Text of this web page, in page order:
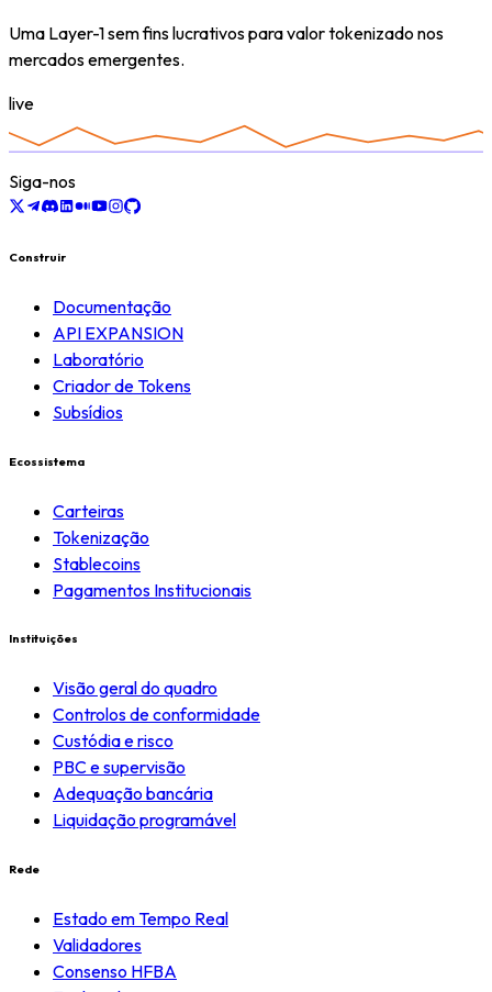
Uma Layer-1 sem fins lucrativos para valor tokenizado nos
mercados emergentes.
live
Siga-nos
Construir
Documentação
API EXPANSION
Laboratório
Criador de Tokens
Subsídios
Ecossistema
Carteiras
Tokenização
Stablecoins
Pagamentos Institucionais
Instituições
Visão geral do quadro
Controlos de conformidade
Custódia e risco
PBC e supervisão
Adequação bancária
Liquidação programável
Rede
Estado em Tempo Real
Validadores
Consenso HFBA